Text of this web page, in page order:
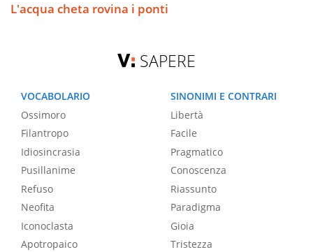
L'acqua cheta rovina i ponti
SAPERE
VOCABOLARIO
Ossimoro
Filantropo
Idiosincrasia
Pusillanime
Refuso
Neofita
Iconoclasta
Apotropaico
SINONIMI E CONTRARI
Libertà
Facile
Pragmatico
Conoscenza
Riassunto
Paradigma
Gioia
Tristezza